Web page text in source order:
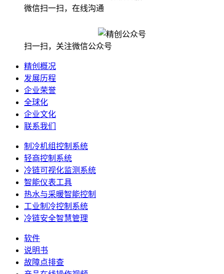
微信扫一扫，在线沟通
扫一扫，关注微信公众号
精创概况
发展历程
企业荣誉
全球化
企业文化
联系我们
制冷机组控制系统
轻商控制系统
冷链可视化监测系统
智能仪表工具
热水与采暖智能控制
工业制冷控制系统
冷链安全智慧管理
软件
说明书
故障点排查